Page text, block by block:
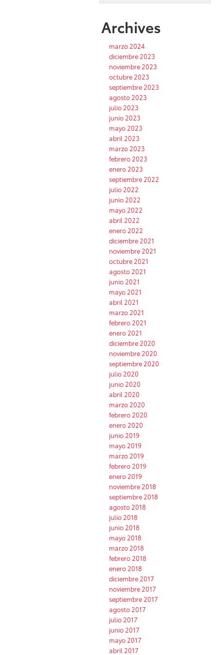
Archives
marzo 2024
diciembre 2023
noviembre 2023
octubre 2023
septiembre 2023
agosto 2023
julio 2023
junio 2023
mayo 2023
abril 2023
marzo 2023
febrero 2023
enero 2023
septiembre 2022
julio 2022
junio 2022
mayo 2022
abril 2022
enero 2022
diciembre 2021
noviembre 2021
octubre 2021
agosto 2021
junio 2021
mayo 2021
abril 2021
marzo 2021
febrero 2021
enero 2021
diciembre 2020
noviembre 2020
septiembre 2020
julio 2020
junio 2020
abril 2020
marzo 2020
febrero 2020
enero 2020
junio 2019
mayo 2019
marzo 2019
febrero 2019
enero 2019
noviembre 2018
septiembre 2018
agosto 2018
julio 2018
junio 2018
mayo 2018
marzo 2018
febrero 2018
enero 2018
diciembre 2017
noviembre 2017
septiembre 2017
agosto 2017
julio 2017
junio 2017
mayo 2017
abril 2017